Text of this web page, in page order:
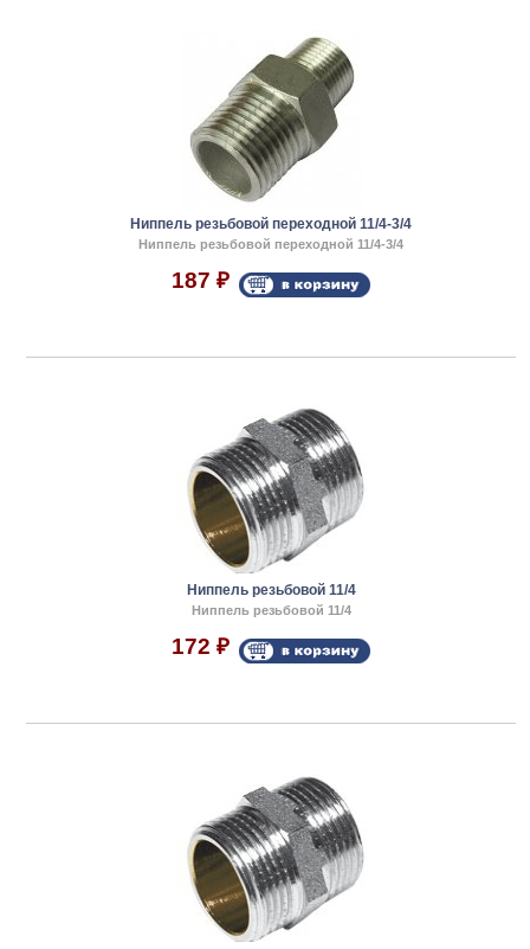
Ниппель резьбовой переходной 11/4-3/4
Ниппель резьбовой переходной 11/4-3/4
187 ₽
Ниппель резьбовой 11/4
Ниппель резьбовой 11/4
172 ₽